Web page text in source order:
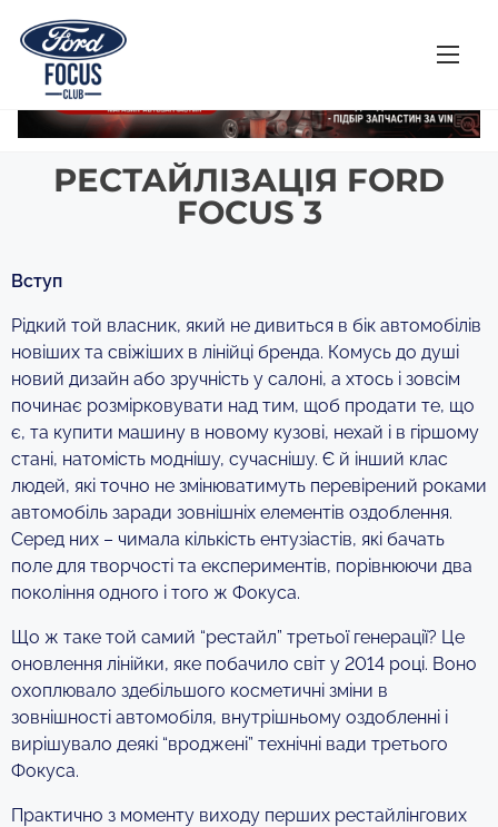
РЕСТАЙЛІЗАЦІЯ FORD
FOCUS 3
Вступ
Рідкий той власник, який не дивиться в бік автомобілів
новіших та свіжіших в лінійці бренда. Комусь до душі
новий дизайн або зручність у салоні, а хтось і зовсім
починає розмірковувати над тим, щоб продати те, що
є, та купити машину в новому кузові, нехай і в гіршому
стані, натомість моднішу, сучаснішу. Є й інший клас
людей, які точно не змінюватимуть перевірений роками
автомобіль заради зовнішніх елементів оздоблення.
Серед них – чимала кількість ентузіастів, які бачать
поле для творчості та експериментів, порівнюючи два
покоління одного і того ж Фокуса.
Що ж таке той самий “рестайл” третьої генерації? Це
оновлення лінійки, яке побачило світ у 2014 році. Воно
охоплювало здебільшого косметичні зміни в
зовнішності автомобіля, внутрішньому оздобленні і
вирішувало деякі “вроджені” технічні вади третього
Фокуса.
Практично з моменту виходу перших рестайлінгових